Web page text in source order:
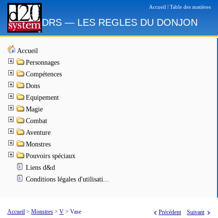
Accueil Table des matières
DRS — LES REGLES DU DONJON
Accueil
Personnages
Compétences
Dons
Equipement
Magie
Combat
Aventure
Monstres
Pouvoirs spéciaux
Liens d&d
Conditions légales d'utilisati...
Accueil > Monstres > V > Vase Précédent Suivant